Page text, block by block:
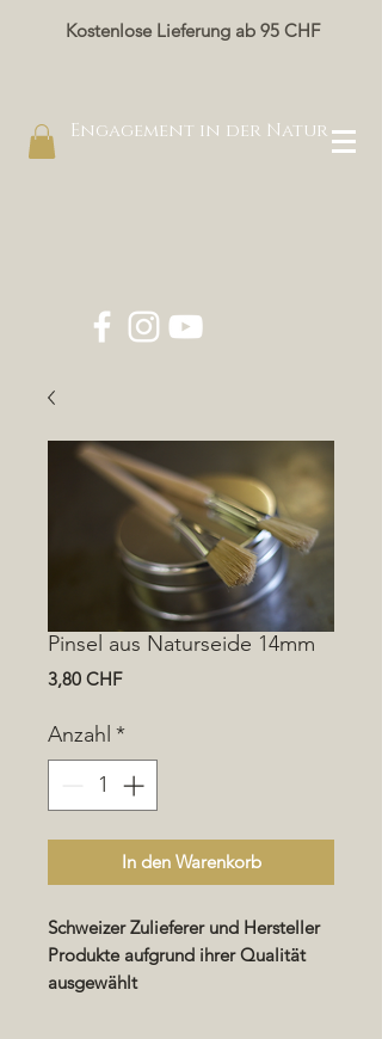
Kostenlose Lieferung ab 95 CHF
Engagement in der Natur
Pinsel aus Naturseide 14mm
3,80 CHFPreis
Anzahl *
In den Warenkorb
Schweizer Zulieferer und Hersteller
Produkte aufgrund ihrer Qualität
ausgewählt